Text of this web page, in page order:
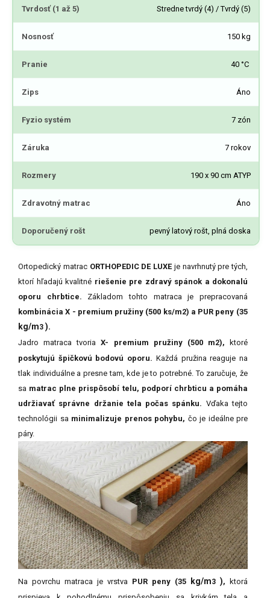
Tvrdosť (1 až 5) Stredne tvrdý (4) / Tvrdý (5)
Nosnosť 150 kg
Pranie 40 °C
Zips Áno
Fyzio systém 7 zón
Záruka 7 rokov
Rozmery 190 x 90 cm ATYP
Zdravotný matrac Áno
Doporučený rošt pevný latový rošt, plná doska
Ortopedický matrac ORTHOPEDIC DE LUXEje navrhnutý pre tých,
ktorí hľadajú kvalitné riešenie pre zdravý spánok a dokonalú
oporu chrbtice. Základom tohto matraca je prepracovaná
kombinácia X - premium pružiny (500 ks/m2) a PUR peny (35
kg/m3 ).
Jadro matraca tvoriaX- premium pružiny (500 m2), ktoré
poskytujú špičkovú bodovú oporu. Každá pružina reaguje na
tlak individuálne a presne tam, kde je to potrebné. To zaručuje, že
sa matrac plne prispôsobí telu, podporí chrbticu a pomáha
udržiavať správne držanie tela počas spánku. Vďaka tejto
technológii sa minimalizuje prenos pohybu, čo je ideálne pre
páry.
Na povrchu matraca je vrstva PUR peny (35 kg/m3 ), ktorá